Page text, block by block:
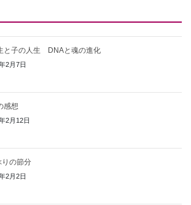
と子の人生 DNAと魂の進化
2月7日
感想
2月12日
りの節分
2月2日